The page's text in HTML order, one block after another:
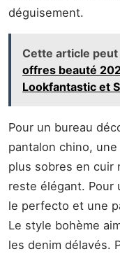
déguisement.
Cette article
offres beauté
Lookfantastic et
Pour un bureau
pantalon chino,
plus sobres en cuir
reste élégant. Pour
le perfecto et une
Le style bohème
les denim délavés.